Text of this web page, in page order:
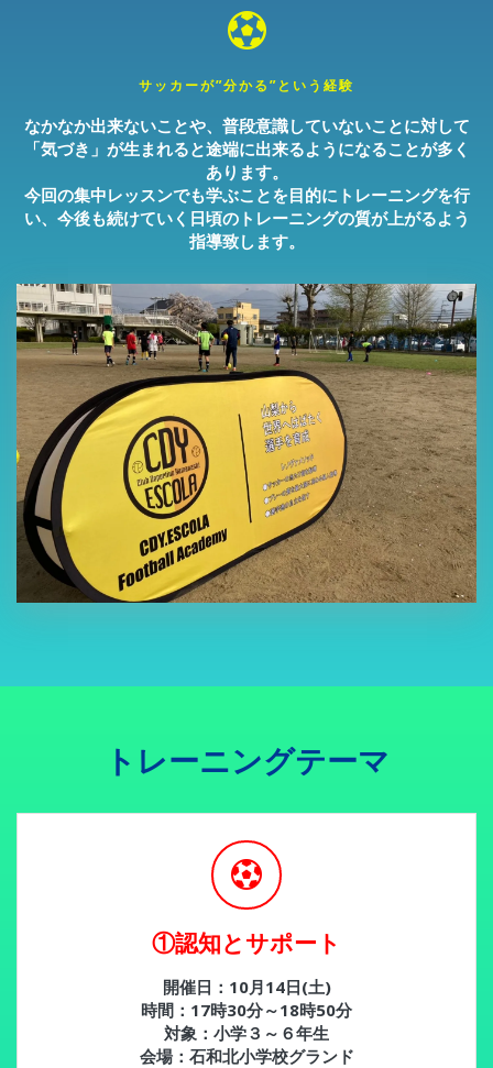
サッカーが”分かる”という経験
なかなか出来ないことや、普段意識していないことに対して
「気づき」が生まれると途端に出来るようになることが多く
あります。
今回の集中レッスンでも学ぶことを目的にトレーニングを行
い、今後も続けていく日頃のトレーニングの質が上がるよう
指導致します。
トレーニングテーマ
①認知とサポート
開催日：10月14日(土)
時間：17時30分～18時50分
対象：小学３～６年生
会場：石和北小学校グランド